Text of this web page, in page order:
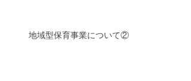
地域型保育事業について②